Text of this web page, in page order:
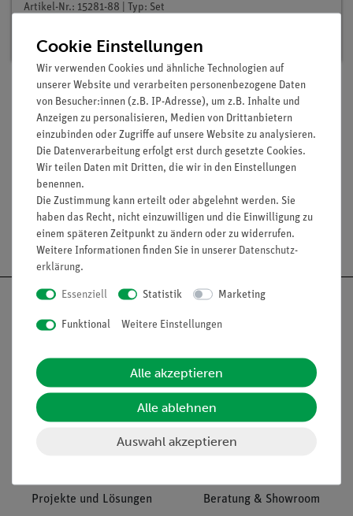
Artikel-Nr.: 15281-88 | Typ: Set
Lieferumfang
Media / Downloads
Versandkostenfrei ab 300,- €
Informationen
Projekte und Lösungen
Service
Beratung & Showroom
Cookie Einstellungen
Wir verwenden Cookies und ähnliche Technologien auf
unserer Website und verarbeiten personenbezogene Daten
von Besucher:innen (z.B. IP-Adresse), um z.B. Inhalte und
Anzeigen zu personalisieren, Medien von Drittanbietern
einzubinden oder Zugriffe auf unsere Website zu analysieren.
Die Datenverarbeitung erfolgt erst durch gesetzte Cookies.
Wir teilen Daten mit Dritten, die wir in den Einstellungen
benennen.
Die Zustimmung kann erteilt oder abgelehnt werden. Sie
haben das Recht, nicht einzuwilligen und die Einwilligung zu
einem späteren Zeitpunkt zu ändern oder zu widerrufen.
Weitere Informationen finden Sie in unserer Daten­schutz­
erklärung.
Essenziell Statistik Marketing
Funktional Weitere Einstellungen
Alle akzeptieren
Alle ablehnen
Auswahl akzeptieren